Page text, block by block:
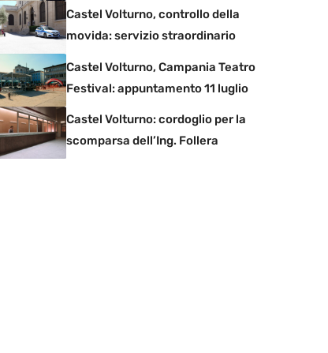
Castel Volturno, controllo della
movida: servizio straordinario
Castel Volturno, Campania Teatro
Festival: appuntamento 11 luglio
Castel Volturno: cordoglio per la
scomparsa dell’Ing. Follera